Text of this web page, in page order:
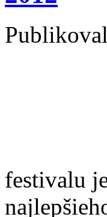
Publikoval
festivalu